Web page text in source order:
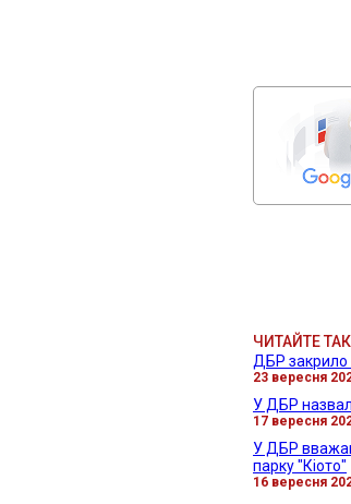
ЧИТАЙТЕ
ДБР закрило
23 вересня
У ДБР
17 вересня
У ДБР
парку "Кіото"
16 вересня